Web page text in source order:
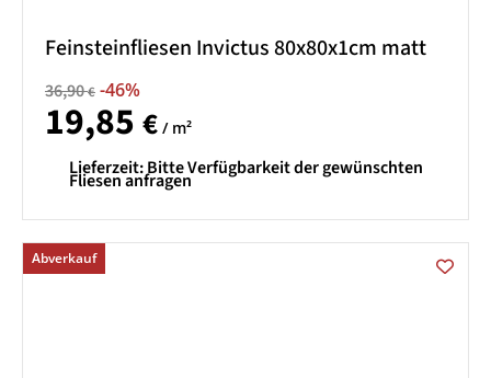
Feinsteinfliesen Invictus 80x80x1cm matt
36,90€ -46%
19,85 € / m²
Lieferzeit:Bitte Verfügbarkeit der gewünschten
Fliesen anfragen
Abverkauf